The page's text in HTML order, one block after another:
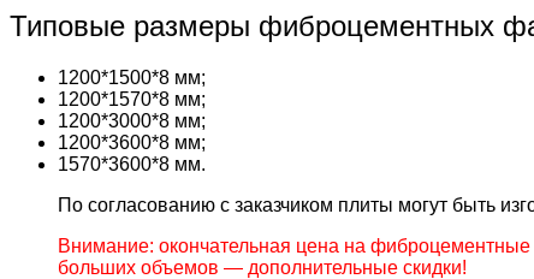
Типовые размеры фиброцементных
1200*1500*8 мм;
1200*1570*8 мм;
1200*3000*8 мм;
1200*3600*8 мм;
1570*3600*8 мм.
По согласованию с заказчиком плиты могут быть
Внимание: окончательная цена на
больших объемов — дополнительные скидки!